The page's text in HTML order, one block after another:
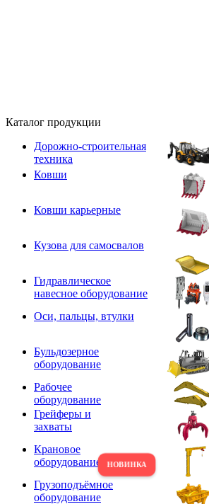
Каталог продукции
Дорожно-строительная
техника
Ковши
Ковши карьерные
Кузова для самосвалов
Гидравлическое
навесное оборудование
Оси, пальцы, втулки
Бульдозерное
оборудование
Рабочее
оборудование
Грейферы и
захваты
Крановое
оборудование
Грузоподъёмное
оборудование